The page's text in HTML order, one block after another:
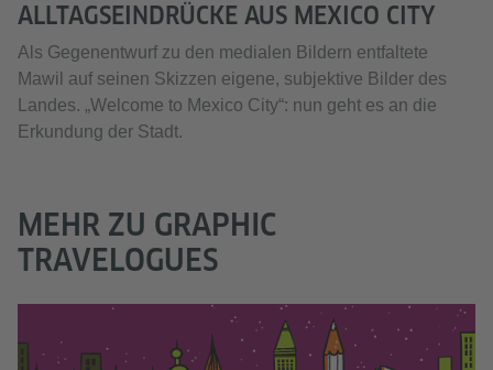
ALLTAGSEINDRÜCKE AUS MEXICO CITY
Als Gegenentwurf zu den medialen Bildern entfaltete
Mawil auf seinen Skizzen eigene, subjektive Bilder des
Landes. „Welcome to Mexico City“: nun geht es an die
Erkundung der Stadt.
MEHR ZU GRAPHIC
TRAVELOGUES